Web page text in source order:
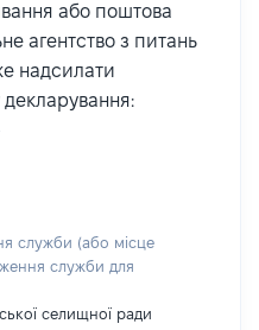
або поштова
агентство з питань
надсилати
служби (або місце
служби для
селищної ради